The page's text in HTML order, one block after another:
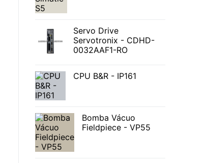
Servo Drive
Servotronix - CDHD-
0032AAF1-RO
CPU B&R - IP161
Bomba Vácuo
Fieldpiece - VP55